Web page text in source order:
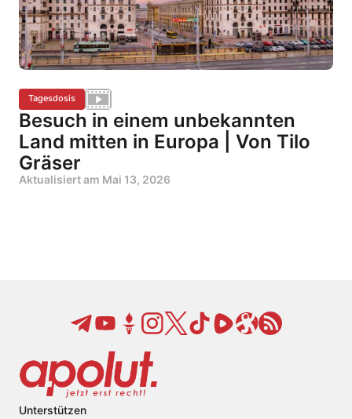
Tagesdosis
Besuch in einem unbekannten
Land mitten in Europa | Von Tilo
Gräser
Aktualisiert am Mai 13, 2026
Unterstützen